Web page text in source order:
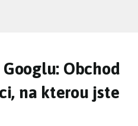
Obchod
na kterou jste